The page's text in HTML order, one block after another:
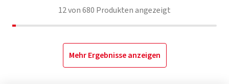
12von680 Produkten angezeigt
Mehr Ergebnisse anzeigen